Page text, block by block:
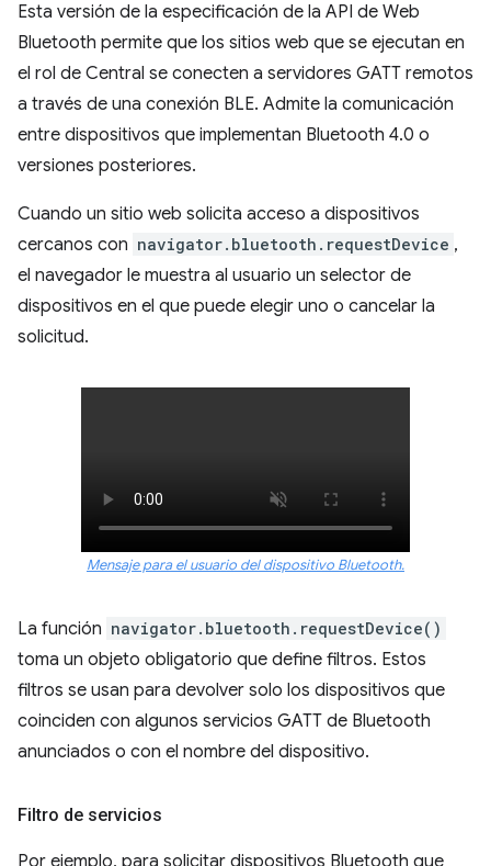
Esta versión de la especificación de la API de Web
Bluetooth permite que los sitios web que se ejecutan en
el rol de Central se conecten a servidores GATT remotos
a través de una conexión BLE. Admite la comunicación
entre dispositivos que implementan Bluetooth 4.0 o
versiones posteriores.
Cuando un sitio web solicita acceso a dispositivos
cercanos con navigator.bluetooth.requestDevice ,
el navegador le muestra al usuario un selector de
dispositivos en el que puede elegir uno o cancelar la
solicitud.
Mensaje para el usuario del dispositivo Bluetooth.
La función navigator.bluetooth.requestDevice()
toma un objeto obligatorio que define filtros. Estos
filtros se usan para devolver solo los dispositivos que
coinciden con algunos servicios GATT de Bluetooth
anunciados o con el nombre del dispositivo.
Filtro de servicios
Por ejemplo, para solicitar dispositivos Bluetooth que